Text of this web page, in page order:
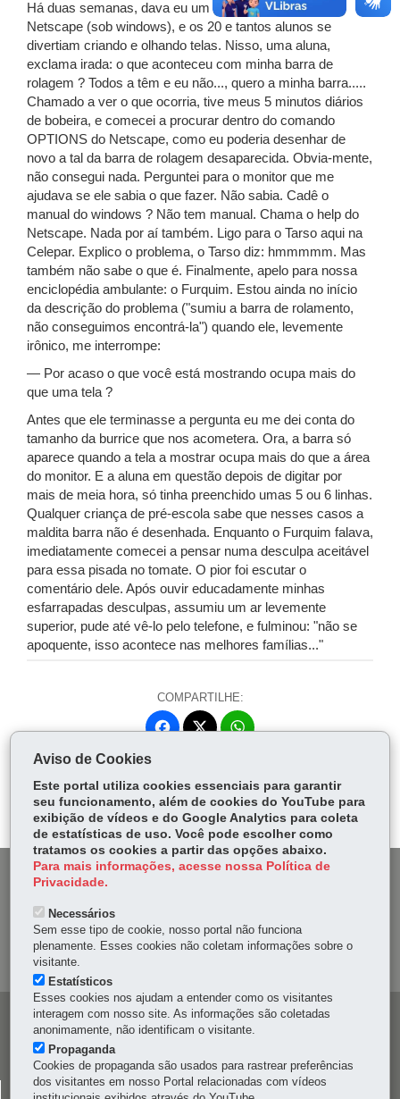
Há duas semanas, dava eu um curso de HTML e
Netscape (sob windows), e os 20 e tantos alunos se
divertiam criando e olhando telas. Nisso, uma aluna,
exclama irada: o que aconteceu com minha barra de
rolagem ? Todos a têm e eu não..., quero a minha barra.....
Chamado a ver o que ocorria, tive meus 5 minutos diários
de bobeira, e comecei a procurar dentro do comando
OPTIONS do Netscape, como eu poderia desenhar de
novo a tal da barra de rolagem desaparecida. Obvia-mente,
não consegui nada. Perguntei para o monitor que me
ajudava se ele sabia o que fazer. Não sabia. Cadê o
manual do windows ? Não tem manual. Chama o help do
Netscape. Nada por aí também. Ligo para o Tarso aqui na
Celepar. Explico o problema, o Tarso diz: hmmmmm. Mas
também não sabe o que é. Finalmente, apelo para nossa
enciclopédia ambulante: o Furquim. Estou ainda no início
da descrição do problema ("sumiu a barra de rolamento,
não conseguimos encontrá-la") quando ele, levemente
irônico, me interrompe:
— Por acaso o que você está mostrando ocupa mais do
que uma tela ?
Antes que ele terminasse a pergunta eu me dei conta do
tamanho da burrice que nos acometera. Ora, a barra só
aparece quando a tela a mostrar ocupa mais do que a área
do monitor. E a aluna em questão depois de digitar por
mais de meia hora, só tinha preenchido umas 5 ou 6 linhas.
Qualquer criança de pré-escola sabe que nesses casos a
maldita barra não é desenhada. Enquanto o Furquim falava,
imediatamente comecei a pensar numa desculpa aceitável
para essa pisada no tomate. O pior foi escutar o
comentário dele. Após ouvir educadamente minhas
esfarrapadas desculpas, assumiu um ar levemente
superior, pude até vê-lo pelo telefone, e fulminou: "não se
apoquente, isso acontece nas melhores famílias..."
COMPARTILHE:
Fa
ok
itt
er
W
Ap
p
DENUNCIE CORRUPÇÃO
OUVIDORIA
Navegação
principal
CELEPAR
Aviso de Cookies
Este portal utiliza cookies essenciais para garantir
seu funcionamento, além de cookies do YouTube para
exibição de vídeos e do Google Analytics para coleta
de estatísticas de uso. Você pode escolher como
tratamos os cookies a partir das opções abaixo.
Para mais informações, acesse nossa Política de
Privacidade.
Necessários
Sem esse tipo de cookie, nosso portal não funciona
plenamente. Esses cookies não coletam informações sobre o
visitante.
Estatísticos
Esses cookies nos ajudam a entender como os visitantes
interagem com nosso site. As informações são coletadas
anonimamente, não identificam o visitante.
Propaganda
Cookies de propaganda são usados para rastrear preferências
dos visitantes em nosso Portal relacionadas com vídeos